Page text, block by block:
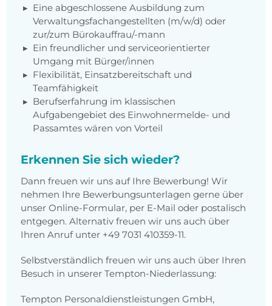
Eine abgeschlossene Ausbildung zum
Verwaltungsfachangestellten (m/w/d) oder
zur/zum Bürokauffrau/-mann
Ein freundlicher und serviceorientierter
Umgang mit Bürger/innen
Flexibilität, Einsatzbereitschaft und
Teamfähigkeit
Berufserfahrung im klassischen
Aufgabengebiet des Einwohnermelde- und
Passamtes wären von Vorteil
Erkennen Sie sich wieder?
Dann freuen wir uns auf Ihre Bewerbung! Wir
nehmen Ihre Bewerbungsunterlagen gerne über
unser Online-Formular, per E-Mail oder postalisch
entgegen. Alternativ freuen wir uns auch über
Ihren Anruf unter +49 7031 410359-11.
Selbstverständlich freuen wir uns auch über Ihren
Besuch in unserer Tempton-Niederlassung:
Tempton Personaldienstleistungen GmbH,